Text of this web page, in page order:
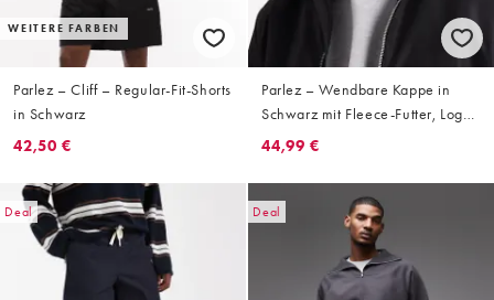
WEITERE FARBEN
Parlez – Cliff – Regular-Fit-Shorts
in Schwarz
42,50 €
Parlez – Wendbare Kappe in
Schwarz mit Fleece-Futter, Logo
und Ohrenklappen
44,99 €
Deal Deal